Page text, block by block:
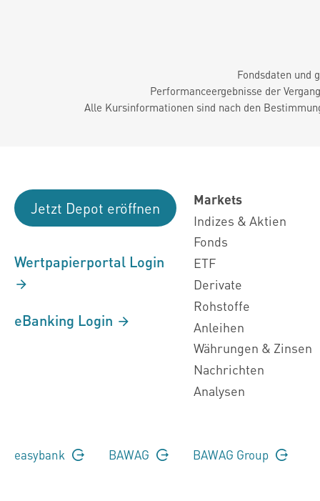
Fondsdaten und
Performanceergebnisse der
Alle Kursinformationen sind nach den
Jetzt Depot eröffnen
Wertpapierportal Login
eBanking Login
Markets
Indizes & Aktien
Fonds
ETF
Derivate
Rohstoffe
Anleihen
Währungen & Zinsen
Nachrichten
Analysen
easybank BAWAG BAWAG Group